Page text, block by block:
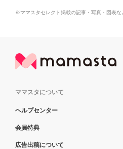
※ママスタセレクト掲載の記事・写真・図表な
ママスタについて
ヘルプセンター
会員特典
広告出稿について